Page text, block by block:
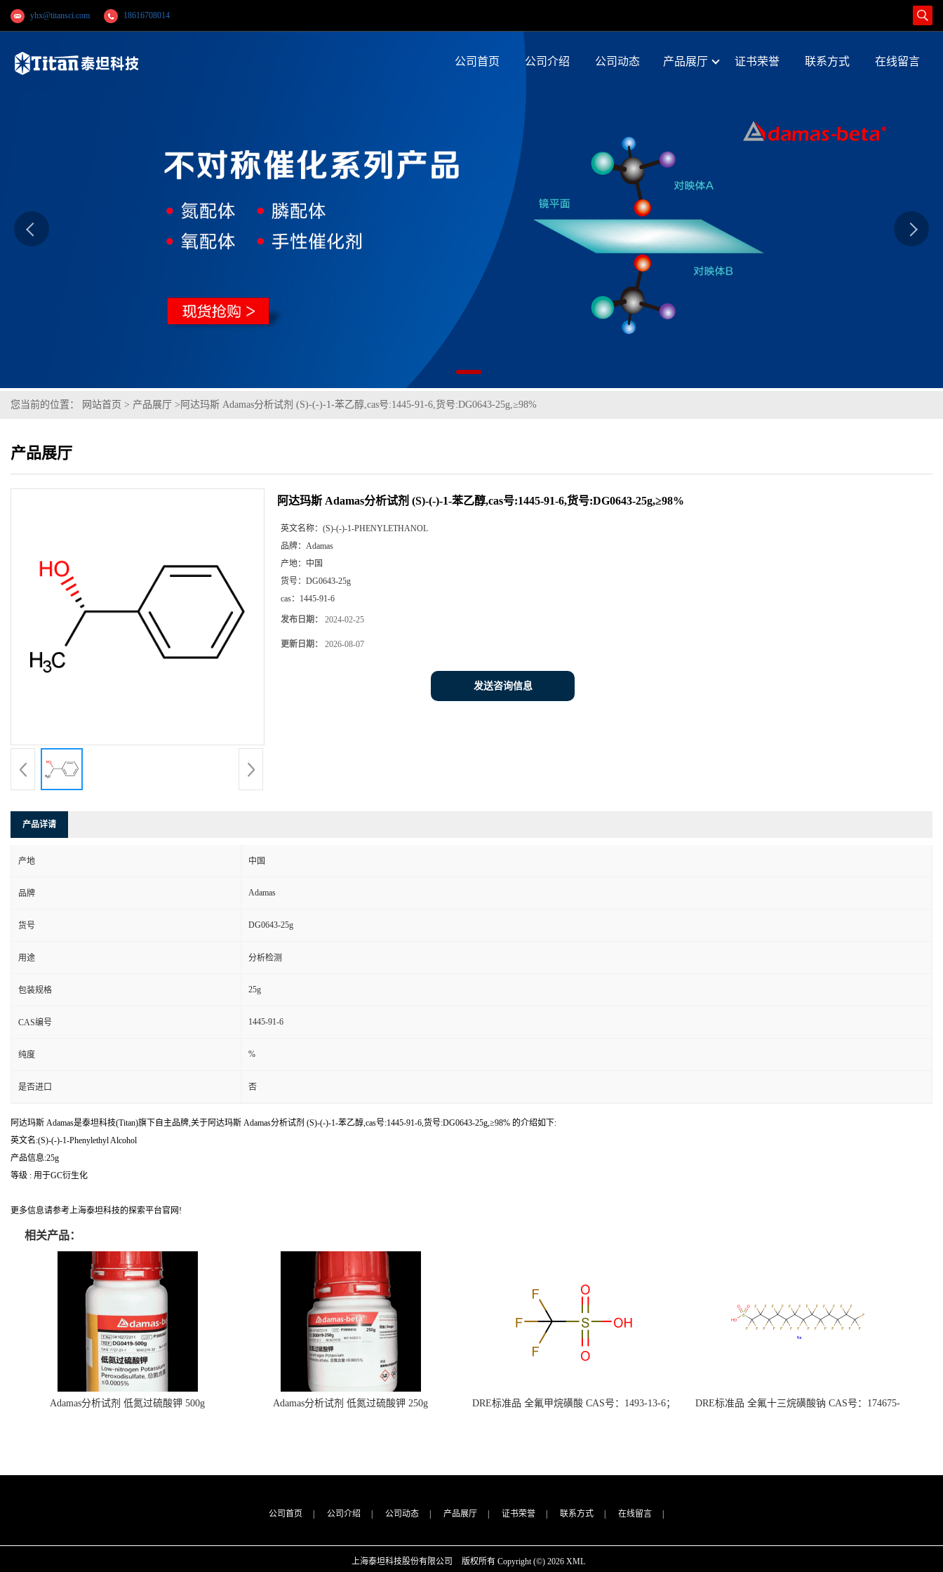
yhx@titansci.com 18616708014
公司首页 公司介绍 公司动态 产品展厅 证书荣誉 联系方式 在线留言
您当前的位置： 网站首页 > 产品展厅 > 阿达玛斯 Adamas分析试剂 (S)-(-)-1-苯乙醇,cas号:1445-91-6,货号:DG0643-25g,≥98%
产品展厅
阿达玛斯 Adamas分析试剂 (S)-(-)-1-苯乙醇,cas号:1445-91-6,货号:DG0643-25g,≥98%
英文名称： (S)-(-)-1-PHENYLETHANOL
品牌： Adamas
产地： 中国
货号： DG0643-25g
cas： 1445-91-6
发布日期： 2024-02-25
更新日期： 2026-08-07
发送咨询信息
产品详请
产地 中国
品牌 Adamas
货号 DG0643-25g
用途 分析检测
包装规格 25g
CAS编号 1445-91-6
纯度 %
是否进口 否
阿达玛斯 Adamas是泰坦科技(Titan)旗下自主品牌,关于阿达玛斯 Adamas分析试剂 (S)-(-)-1-苯乙醇,cas号:1445-91-6,货号:DG0643-25g,≥98% 的介绍如下:
英文名:(S)-(-)-1-Phenylethyl Alcohol
产品信息:25g
等级 : 用于GC衍生化
更多信息请参考上海泰坦科技的探索平台官网!
相关产品：
Adamas分析试剂 低氮过硫酸钾 500g
Adamas分析试剂 低氮过硫酸钾 250g
DRE标准品 全氟甲烷磺酸 CAS号：1493-13-6；
DRE标准品 全氟十三烷磺酸钠 CAS号：174675-
公司首页 | 公司介绍 | 公司动态 | 产品展厅 | 证书荣誉 | 联系方式 | 在线留言 |
上海泰坦科技股份有限公司 版权所有 Copyright (©) 2026 XML